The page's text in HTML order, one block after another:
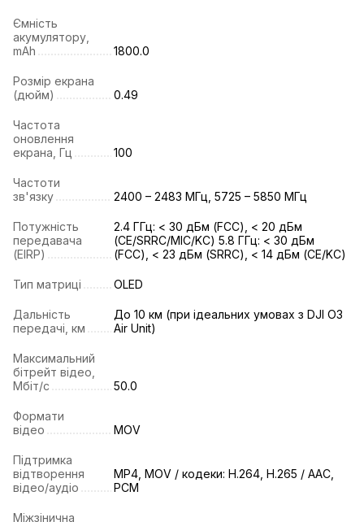
Ємність
акумулятору,
mAh
1800.0
Розмір екрана
(дюйм)
0.49
Частота
оновлення
екрана, Гц
100
Частоти
зв'язку
2400 – 2483 МГц, 5725 – 5850 МГц
Потужність
передавача
(EIRP)
2.4 ГГц: < 30 дБм (FCC), < 20 дБм
(CE/SRRC/MIC/KC) 5.8 ГГц: < 30 дБм
(FCC), < 23 дБм (SRRC), < 14 дБм (CE/KC)
Тип матриці OLED
Дальність
передачі, км
До 10 км (при ідеальних умовах з DJI O3
Air Unit)
Максимальний
бітрейт відео,
Мбіт/с
50.0
Формати
відео
MOV
Підтримка
відтворення
відео/аудіо
MP4, MOV / кодеки: H.264, H.265 / AAC,
PCM
Міжзінична